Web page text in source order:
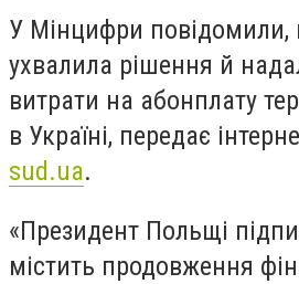
У Мінцифри
ухвалила рішення й
витрати на абонплату
в Україні, передає
sud.ua.
«Президент Польщі
містить продовження